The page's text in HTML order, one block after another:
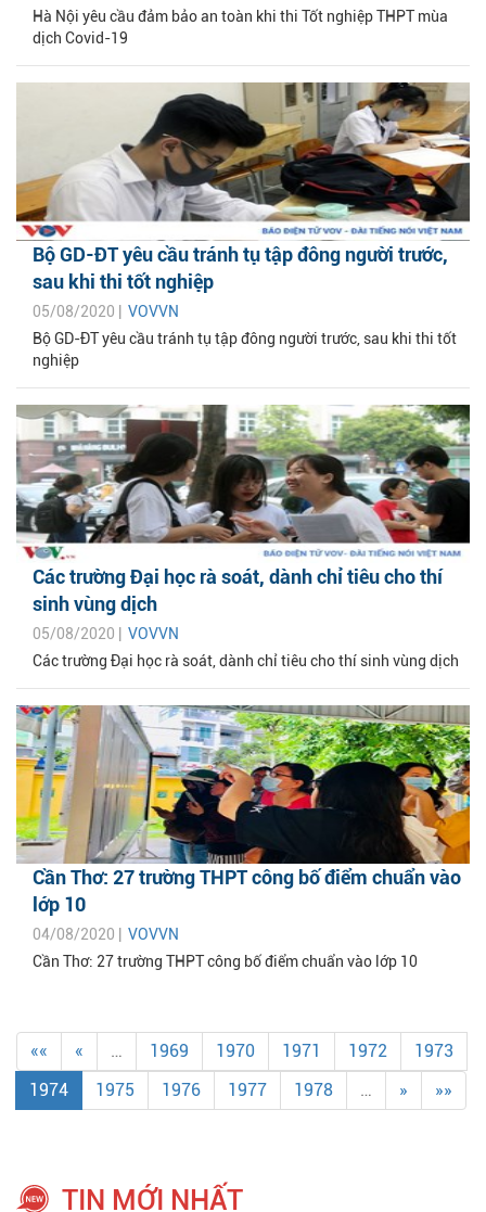
Hà Nội yêu cầu đảm bảo an toàn khi thi Tốt nghiệp THPT mùa
dịch Covid-19
Bộ GD-ĐT yêu cầu tránh tụ tập đông người trước,
sau khi thi tốt nghiệp
05/08/2020 | VOVVN
Bộ GD-ĐT yêu cầu tránh tụ tập đông người trước, sau khi thi tốt
nghiệp
Các trường Đại học rà soát, dành chỉ tiêu cho thí
sinh vùng dịch
05/08/2020 | VOVVN
Các trường Đại học rà soát, dành chỉ tiêu cho thí sinh vùng dịch
Cần Thơ: 27 trường THPT công bố điểm chuẩn vào
lớp 10
04/08/2020 | VOVVN
Cần Thơ: 27 trường THPT công bố điểm chuẩn vào lớp 10
«« « … 1969 1970 1971 1972
1973
1974
1975 1976 1977 1978 … » »»
TIN MỚI NHẤT